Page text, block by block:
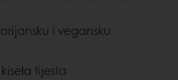
i vegansku
tijesta